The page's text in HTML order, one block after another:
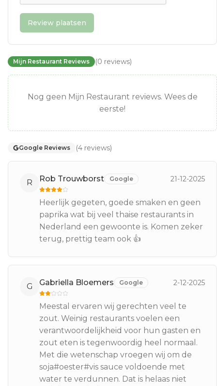
Review plaatsen
Mijn Restaurant Reviews (0 reviews)
Nog geen Mijn Restaurant reviews. Wees de
eerste!
Google Reviews (4 reviews)
R Rob Trouwborst Google 21-12-2025
Heerlijk gegeten, goede smaken en geen
paprika wat bij veel thaise restaurants in
Nederland een gewoonte is. Komen zeker
terug, prettig team ook 👍
G Gabriella Bloemers Google 2-12-2025
Meestal ervaren wij gerechten veel te
zout. Weinig restaurants voelen een
verantwoordelijkheid voor hun gasten en
zout eten is tegenwoordig heel normaal.
Met die wetenschap vroegen wij om de
soja#oester#vis sauce voldoende met
water te verdunnen. Dat is helaas niet